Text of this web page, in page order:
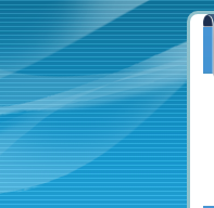
Jump
to
navigation